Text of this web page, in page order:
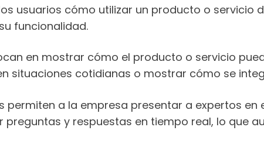
usuarios cómo utilizar un producto o servicio
funcionalidad.
en mostrar cómo el producto o servicio
situaciones cotidianas o mostrar cómo se
permiten a la empresa presentar a expertos
preguntas y respuestas en tiempo real, lo que